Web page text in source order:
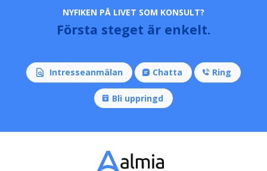
NYFIKEN PÅ LIVET SOM KONSULT?
Första steget är enkelt.
Intresseanmälan Chatta Ring
Bli uppringd